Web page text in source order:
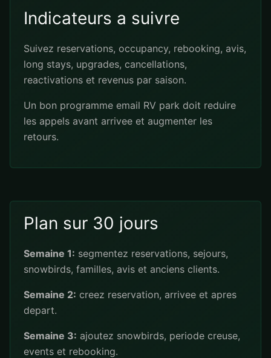
Indicateurs a suivre
Suivez reservations, occupancy, rebooking, avis,
long stays, upgrades, cancellations,
reactivations et revenus par saison.
Un bon programme email RV park doit reduire
les appels avant arrivee et augmenter les
retours.
Plan sur 30 jours
Semaine 1: segmentez reservations, sejours,
snowbirds, familles, avis et anciens clients.
Semaine 2: creez reservation, arrivee et apres
depart.
Semaine 3: ajoutez snowbirds, periode creuse,
events et rebooking.